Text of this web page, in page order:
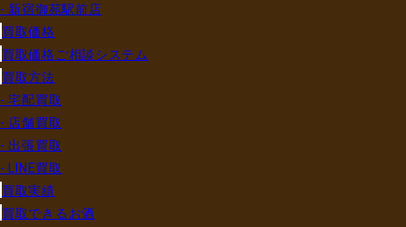
- 新宿御苑駅前店
買取価格
買取価格ご相談システム
買取方法
- 宅配買取
- 店舗買取
- 出張買取
- LINE買取
買取実績
買取できるお酒